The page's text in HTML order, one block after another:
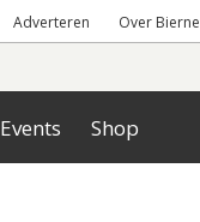
Adverteren Over
Events Shop